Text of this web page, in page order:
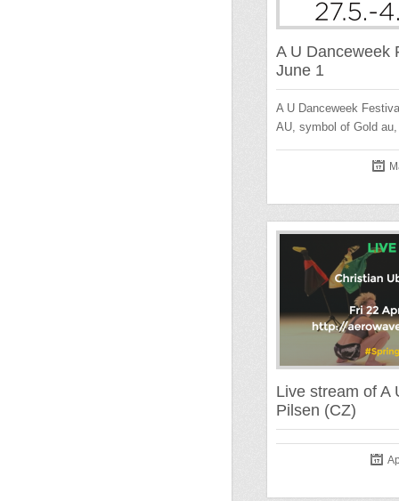
A U Danceweek
June 1
A U Danceweek
AU, symbol of Gold
Live stream of A
Pilsen (CZ)